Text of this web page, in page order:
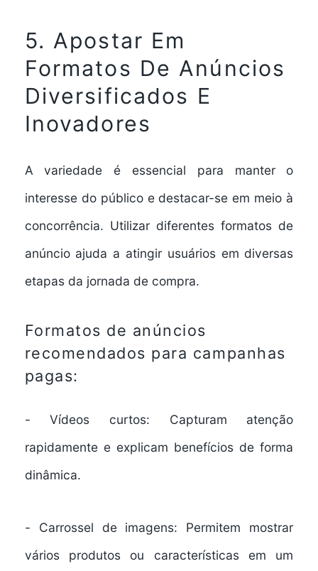
5. Apostar Em
Formatos De Anúncios
Diversificados E
Inovadores
A variedade é essencial para manter o
interesse do público e destacar-se em meio à
concorrência. Utilizar diferentes formatos de
anúncio ajuda a atingir usuários em diversas
etapas da jornada de compra.
Formatos de anúncios
recomendados para campanhas
pagas:
-Vídeos curtos: Capturam atenção
rapidamente e explicam benefícios de forma
dinâmica.
- Carrossel de imagens: Permitem mostrar
vários produtos ou características em um